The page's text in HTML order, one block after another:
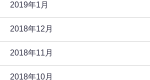
2019年1月
2018年12月
2018年11月
2018年10月